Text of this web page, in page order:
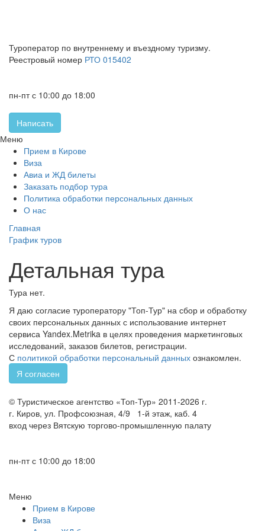
Туроператор по внутреннему и въездному туризму.
Реестровый номер РТО 015402
пн-пт с 10:00 до 18:00
Написать
Меню
Прием в Кирове
Виза
Авиа и ЖД билеты
Заказать подбор тура
Политика обработки персональных данных
О нас
Главная
График туров
Детальная тура
Тура нет.
Я даю согласие туроператору "Топ-Тур" на сбор и обработку
своих персональных данных с использование интернет
сервиса Yandex.Metrika в целях проведения маркетинговых
исследований, заказов билетов, регистрации.
С политикой обработки персональный данных ознакомлен.
Я согласен
© Туристическое агентство «Топ-Тур» 2011-2026 г.
г. Киров, ул. Профсоюзная, 4/9 1-й этаж, каб. 4
вход через Вятскую торгово-промышленную палату
пн-пт с 10:00 до 18:00
Меню
Прием в Кирове
Виза